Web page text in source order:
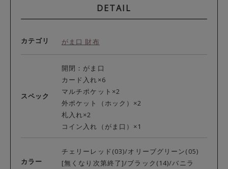
DETAIL
カテゴリ がま口 財布
スペック
開閉：がま口
カード入れ×6
マルチポケット×2
外ポケット（ホック）×2
札入れ×2
コイン入れ（がま口）×1
カラー
チェリーレッド(03)/オリーブグリーン(05)
[無くなり次第終了]/ブラック(14)/バニラ